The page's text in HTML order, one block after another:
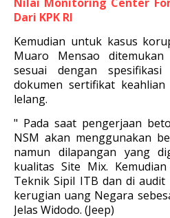
Dari KPK RI
Kemudian untuk kasus
Muaro Mensao
sesuai dengan
dokumen sertifikat
lelang.
" Pada saat pengerjaan
NSM akan menggunakan
namun dilapangan yang
kualitas Site Mix.
Teknik Sipil ITB dan di
kerugian uang Negara
Jelas Widodo. (Jeep)